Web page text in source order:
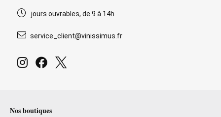
jours ouvrables, de 9 à 14h
service_client@vinissimus.fr
Nos boutiques